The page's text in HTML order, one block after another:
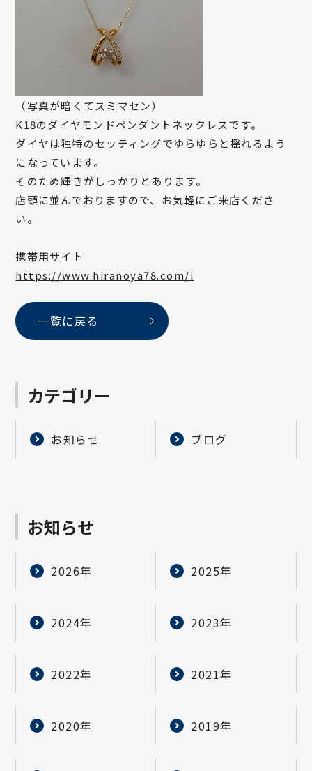
（写真が暗くてスミマセン）
K18のダイヤモンドペンダントネックレスです。
ダイヤは独特のセッティングでゆらゆらと揺れるよう
になっています。
そのため輝きがしっかりとあります。
店頭に並んでおりますので、お気軽にご来店くださ
い。
携帯用サイト
https://www.hiranoya78.com/i
一覧に戻る
カテゴリー
お知らせ ブログ
お知らせ
2026年 2025年
2024年 2023年
2022年 2021年
2020年 2019年